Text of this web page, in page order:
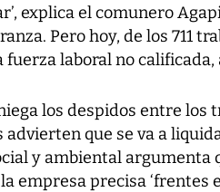
explica el comunero
Pero hoy, de los 711
fuerza laboral no calificada,
los despidos entre los
que se va a
y ambiental argumenta
empresa precisa ‘frentes